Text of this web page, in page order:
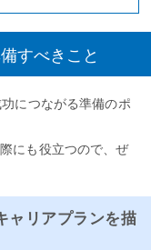
すべきこと
につながる準備のポ
にも役立つので、ぜ
ャリアプランを描